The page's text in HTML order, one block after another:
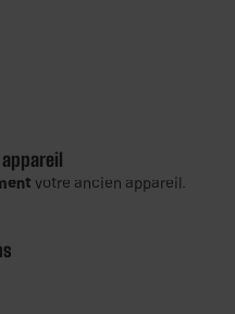
votre ancien appareil.